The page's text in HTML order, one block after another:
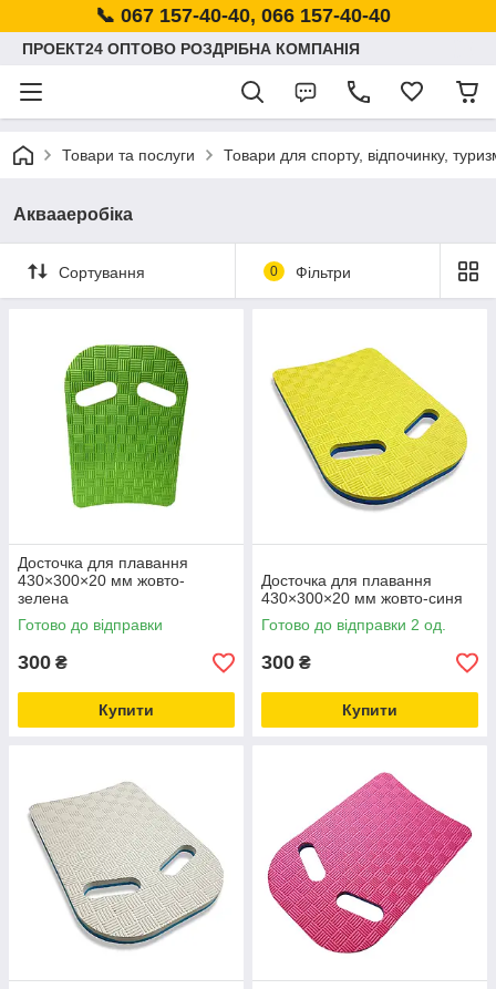
📞 067 157-40-40, 066 157-40-40
ПРОЕКТ24 ОПТОВО РОЗДРІБНА КОМПАНІЯ
Товари та послуги Товари для спорту, відпочинку,
Аквааеробіка
Сортування 0 Фільтри
Досточка для плавання
430×300×20 мм жовто-
зелена
Готово до відправки
300 ₴
Купити
Досточка для плавання
430×300×20 мм жовто-синя
Готово до відправки 2 од.
300 ₴
Купити